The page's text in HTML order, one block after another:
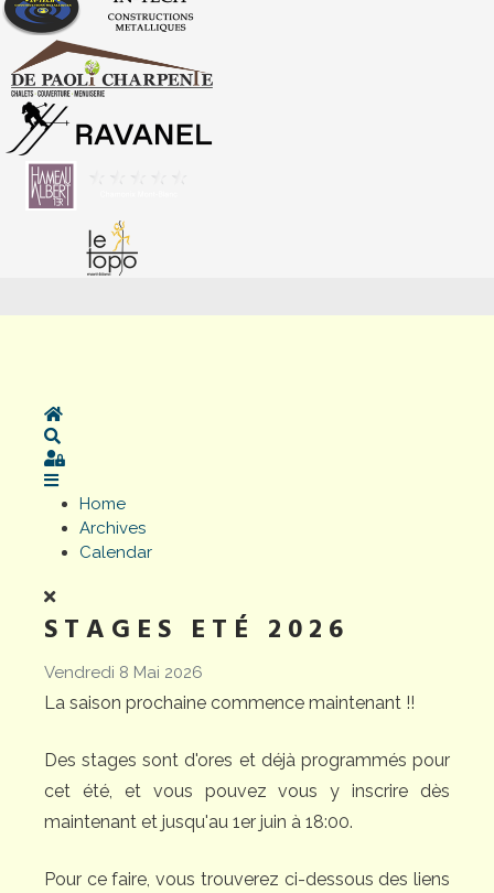
Home
Sign In
Home
Archives
Calendar
STAGES ETÉ 2026
Vendredi 8 Mai 2026
La saison prochaine commence maintenant !!
Des stages sont d'ores et déjà programmés pour
cet été, et vous pouvez vous y inscrire dès
maintenant et jusqu'au 1er juin à 18:00.
Pour ce faire, vous trouverez ci-dessous des liens